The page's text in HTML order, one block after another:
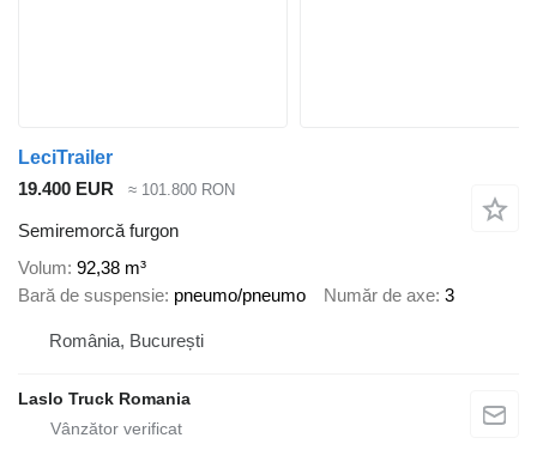
LeciTrailer
19.400 EUR
≈ 101.800 RON
Semiremorcă furgon
Volum 92,38 m³
Bară de suspensie pneumo/pneumo Număr de axe 3
România, București
Laslo Truck Romania